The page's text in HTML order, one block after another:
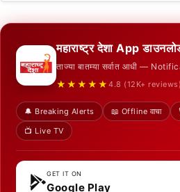
महाराष्ट्र देशा App
ताज्या बातम्या सर्वात आधी —
★★★★★ 4.8 (12K+ reviews)
🔔 Breaking Alerts 📖 Offline वाचा
📺 Live TV
GET IT ON
Google Play